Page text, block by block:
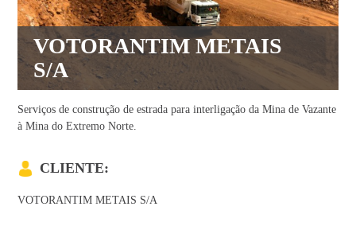
VOTORANTIM METAIS
S/A
Serviços de construção de estrada para interligação da Mina de Vazante
à Mina do Extremo Norte.
CLIENTE:
VOTORANTIM METAIS S/A